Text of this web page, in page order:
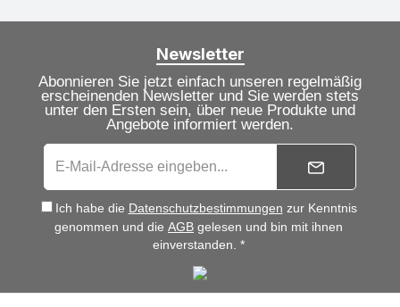
Newsletter
Abonnieren Sie jetzt einfach unseren regelmäßig
erscheinenden Newsletter und Sie werden stets
unter den Ersten sein, über neue Produkte und
Angebote informiert werden.
Ich habe die Datenschutzbestimmungen zur Kenntnis
genommen und die AGB gelesen und bin mit ihnen
einverstanden. *